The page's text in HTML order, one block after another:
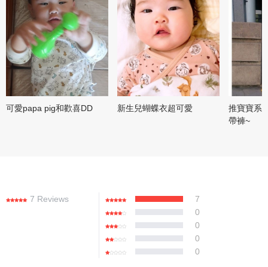
可愛papa pig和歡喜DD 新生兒蝴蝶衣超可愛
推寶寶系
帶褲~
7 Reviews
7
0
0
0
0